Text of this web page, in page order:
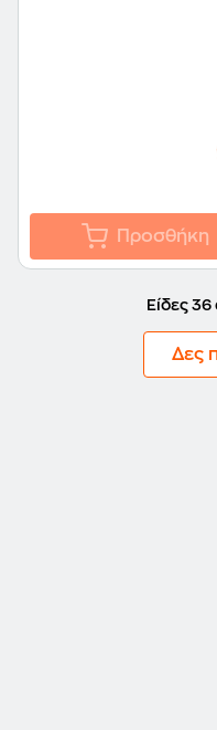
Προσθήκη
Είδες
Δες